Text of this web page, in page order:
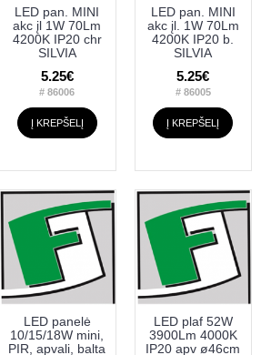
LED pan. MINI
akc įl 1W 70Lm
4200K IP20 chr
SILVIA
5.25€
# 86006
Į KREPŠELĮ
LED pan. MINI
akc įl. 1W 70Lm
4200K IP20 b.
SILVIA
5.25€
# 86005
Į KREPŠELĮ
LED panelė
10/15/18W mini,
PIR, apvali, balta
LED plaf 52W
3900Lm 4000K
IP20 apv ø46cm